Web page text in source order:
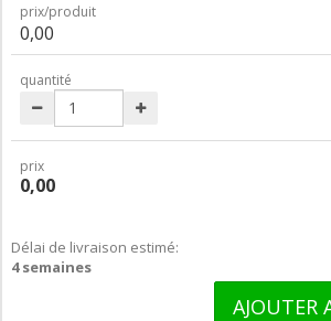
prix/produit
0,00
quantité
prix
0,00
Délai de livraison estimé:
4 semaines
AJOUTER